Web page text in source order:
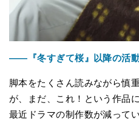
――『冬すぎて桜』以降の活動
脚本をたくさん読みながら慎
が、まだ、これ！という作品
最近ドラマの制作数が減って